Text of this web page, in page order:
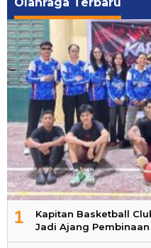
1
Kapitan Basketball
Jadi Ajang